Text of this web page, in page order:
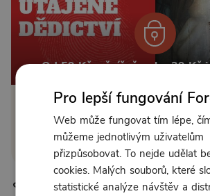
Od 59 Kč měsíčně nebo 39 Kč
Koupit příspěvek
Pro lepší fungování
Web může fungovat tím lépe,
můžeme jednotlivým uživatelům
přizpůsobovat. To nejde udělat
cookies. Malých souborů, které
statistické analýze návštěv a